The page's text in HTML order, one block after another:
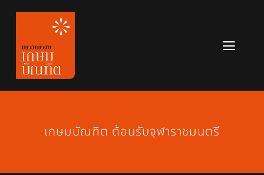
Skip
content
หลักสูตร
เกษมบัณฑิต ต้อนรับจุฬาราชมนตรี